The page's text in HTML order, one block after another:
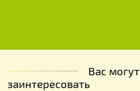
Вас могут
заинтересовать